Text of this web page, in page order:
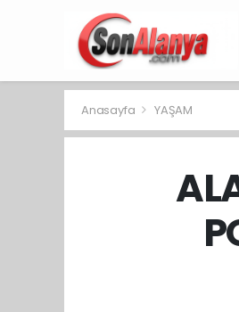
Anasayfa YAŞAM